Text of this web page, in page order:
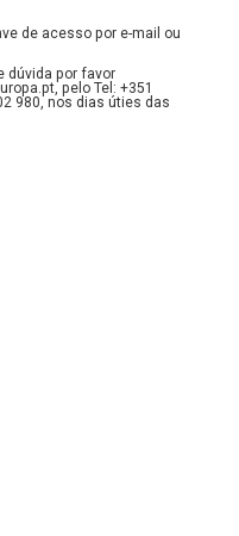
de acesso por e-mail ou
dúvida por favor
pelo Tel: +351
980, nos dias úties das